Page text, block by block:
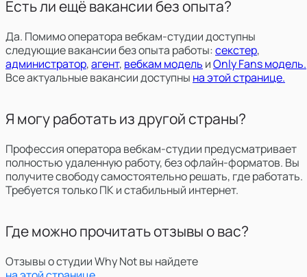
Есть ли ещё вакансии без опыта?
Да. Помимо оператора вебкам-студии доступны
следующие вакансии без опыта работы:секстер,
администратор,агент, вебкам модель иOnly Fans модель.
Все актуальные вакансии доступны на этой странице.
Я могу работать из другой страны?
Профессия оператора вебкам-студии предусматривает
полностью удаленную работу, без офлайн-форматов. Вы
получите свободу самостоятельно решать, где работать.
Требуется только ПК и стабильный интернет.
Где можно прочитать отзывы о вас?
Отзывы о студии Why Not вы найдете